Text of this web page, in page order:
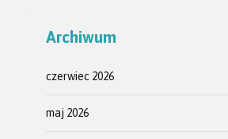
Archiwum
czerwiec 2026
maj 2026